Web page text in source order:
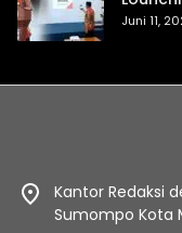
Qris
Juni 11,
Kantor Redaksi
Sumompo Kota